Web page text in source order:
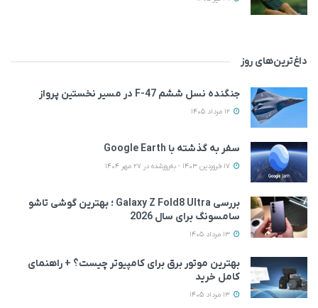
داغ‌ترین‌های روز
جنگنده نسل ششم F-47 در مسیر نخستین پرواز
سفر به گذشته با Google Earth
بررسی Galaxy Z Fold8 Ultra ؛ بهترین گوشی تاشو
سامسونگ برای سال 2026
بهترین موتور برق برای کامپیوتر چیست؟ + راهنمای
کامل خرید